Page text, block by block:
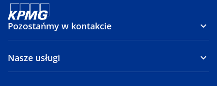
Pozostańmy w kontakcie
Nasze usługi